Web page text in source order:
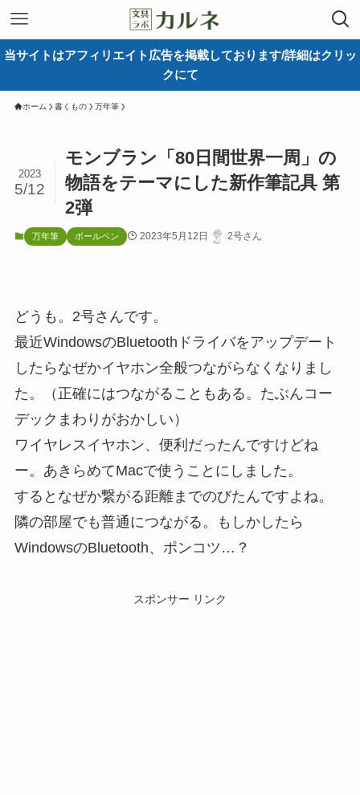
当サイトはアフィリエイト広告を掲載しております/詳細はクリッ
クにて
ホーム 書くもの 万年筆
モンブラン「80日間世界一周」の
物語をテーマにした新作筆記具 第
2弾
2023
5/12
万年筆 ボールペン 2023年5月12日 2号さん
どうも。2号さんです。
最近WindowsのBluetoothドライバをアップデート
したらなぜかイヤホン全般つながらなくなりまし
た。（正確にはつながることもある。たぶんコー
デックまわりがおかしい）
ワイヤレスイヤホン、便利だったんですけどね
ー。あきらめてMacで使うことにしました。
するとなぜか繋がる距離までのびたんですよね。
隣の部屋でも普通につながる。もしかしたら
WindowsのBluetooth、ポンコツ…？
スポンサー リンク